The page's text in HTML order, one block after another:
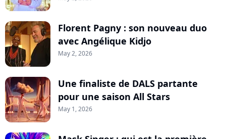
Florent Pagny : son nouveau duo
avec Angélique Kidjo
May 2, 2026
Une finaliste de DALS partante
pour une saison All Stars
May 1, 2026